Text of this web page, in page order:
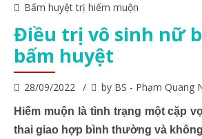
Bấm huyệt trị hiếm muộn
Điều trị vô sinh nữ
bấm huyệt
28/09/2022 by BS - Phạm Quang
Hiếm muộn là tình trạng một cặp
thai giao hợp bình thường và